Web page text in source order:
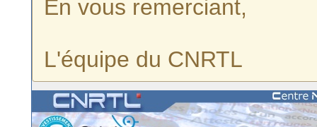
En vous remerciant,
L'équipe du CNRTL